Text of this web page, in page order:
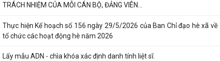
TRÁCH NHIỆM CỦA MỖI CÁN BỘ, ĐẢNG VIÊN...
Thực hiện Kế hoạch số 156 ngày 29/5/2026 của Ban Chỉ đạo hè xã về
tổ chức các hoạt động hè năm 2026
Lấy mẫu ADN - chìa khóa xác định danh tính liệt sĩ.